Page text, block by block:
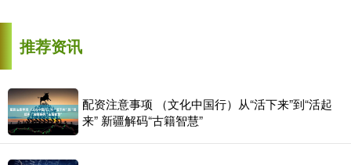
推荐资讯
配资注意事项 （文化中国行）从“活下来”到“活起
来” 新疆解码“古籍智慧”